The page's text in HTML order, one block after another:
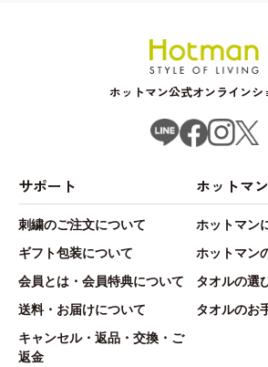
ホットマン公式オンラインシ
サポート
刺繍のご注文について
ギフト包装について
会員とは・会員特典について
送料・お届けについて
キャンセル・返品・交換・ご
返金
ホットマ
ホットマン
ホットマン
タオルの選
タオルのお